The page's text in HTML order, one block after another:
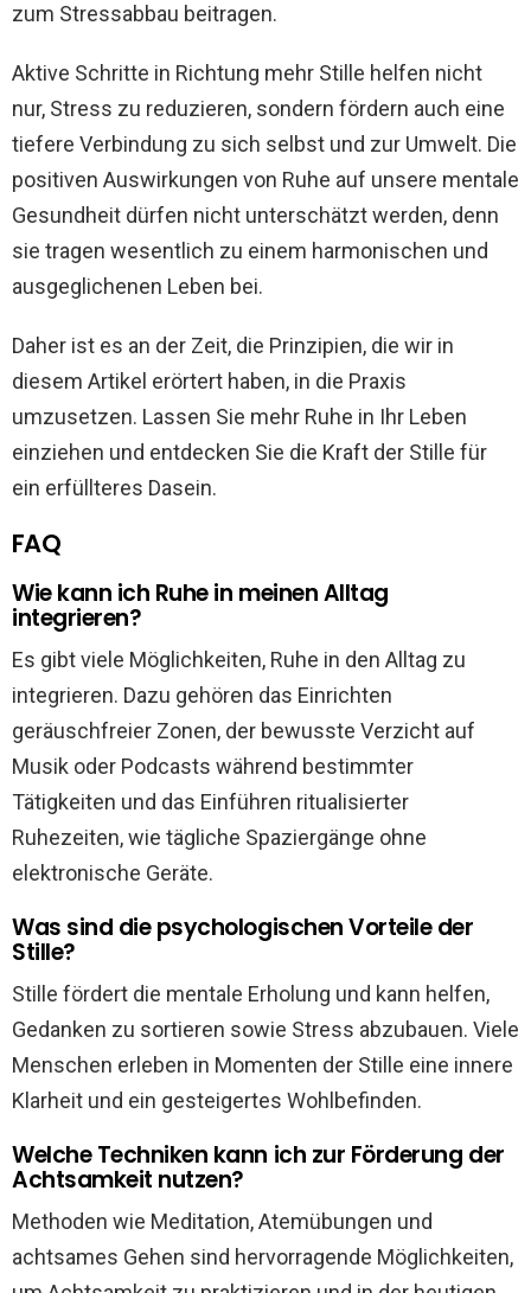
zum Stressabbau beitragen.
Aktive Schritte in Richtung mehr Stille helfen nicht
nur, Stress zu reduzieren, sondern fördern auch eine
tiefere Verbindung zu sich selbst und zur Umwelt. Die
positiven Auswirkungen von Ruhe auf unsere mentale
Gesundheit dürfen nicht unterschätzt werden, denn
sie tragen wesentlich zu einem harmonischen und
ausgeglichenen Leben bei.
Daher ist es an der Zeit, die Prinzipien, die wir in
diesem Artikel erörtert haben, in die Praxis
umzusetzen. Lassen Sie mehr Ruhe in Ihr Leben
einziehen und entdecken Sie die Kraft der Stille für
ein erfüllteres Dasein.
FAQ
Wie kann ich Ruhe in meinen Alltag
integrieren?
Es gibt viele Möglichkeiten, Ruhe in den Alltag zu
integrieren. Dazu gehören das Einrichten
geräuschfreier Zonen, der bewusste Verzicht auf
Musik oder Podcasts während bestimmter
Tätigkeiten und das Einführen ritualisierter
Ruhezeiten, wie tägliche Spaziergänge ohne
elektronische Geräte.
Was sind die psychologischen Vorteile der
Stille?
Stille fördert die mentale Erholung und kann helfen,
Gedanken zu sortieren sowie Stress abzubauen. Viele
Menschen erleben in Momenten der Stille eine innere
Klarheit und ein gesteigertes Wohlbefinden.
Welche Techniken kann ich zur Förderung der
Achtsamkeit nutzen?
Methoden wie Meditation, Atemübungen und
achtsames Gehen sind hervorragende Möglichkeiten,